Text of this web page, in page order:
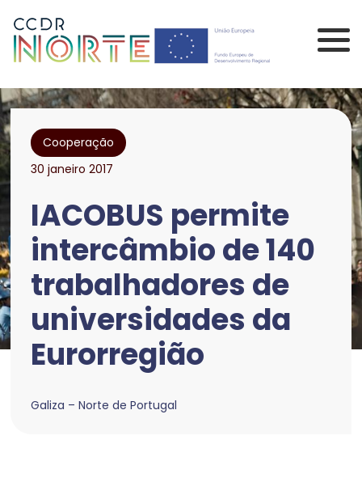
Comissão de
Cooperação
30 janeiro 2017
IACOBUS permite
intercâmbio de 140
trabalhadores de
universidades da
Eurorregião
Galiza – Norte de Portugal